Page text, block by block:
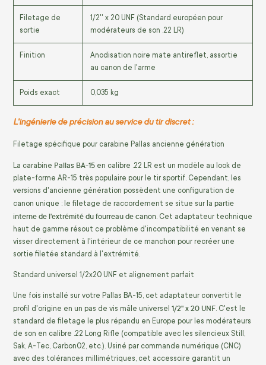
Filetage de
sortie
1/2'' x 20 UNF (Standard européen pour
modérateurs de son .22 LR)
Finition
Anodisation noire mate antireflet, assortie
au canon de l'arme
Poids exact 0,035 kg
L'ingénierie de précision au service du tir discret :
Filetage spécifique pour carabine Pallas ancienne génération
La carabine Pallas BA-15 en calibre .22 LR est un modèle au look de
plate-forme AR-15 très populaire pour le tir sportif. Cependant, les
versions d'ancienne génération possèdent une configuration de
canon unique : le filetage de raccordement se situe sur la partie
interne de l'extrémité du fourreau de canon . Cet adaptateur technique
haut de gamme résout ce problème d'incompatibilité en venant se
visser directement à l'intérieur de ce manchon pour recréer une
sortie filetée standard à l'extrémité.
Standard universel 1/2x20 UNF et alignement parfait
Une fois installé sur votre Pallas BA-15, cet adaptateur convertit le
profil d'origine en un pas de vis mâle universel 1/2'' x 20 UNF . C'est le
standard de filetage le plus répandu en Europe pour les modérateurs
de son en calibre .22 Long Rifle (compatible avec les silencieux Still,
Sak, A-Tec, Carbon02, etc.). Usiné par commande numérique (CNC)
avec des tolérances millimétriques, cet accessoire garantit un